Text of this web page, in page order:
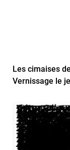
Les cimaises
Vernissage le